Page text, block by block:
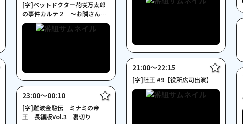
[字]ペットドクター花咲万太郎
の事件カルテ２ ～お隣さんは
殺人犯！？～◆NECO初◆
23:00〜00:10
[字]難波金融伝 ミナミの帝
王 長編版Vol.3 裏切り
21:00〜22:15
[字]陸王 #9【役所広司出演】